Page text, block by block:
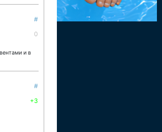
#
0
и в
#
+3